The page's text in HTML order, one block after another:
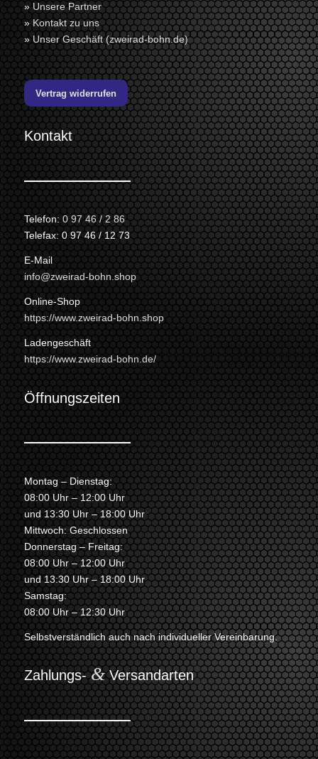
»Unsere Partner
»Kontakt zu uns
»Unser Geschäft (zweirad-bohn.de)
Vertrag widerrufen
Kontakt
Telefon:0 97 46 / 2 86
Telefax: 0 97 46 / 12 73
E-Mail
info@zweirad-bohn.shop
Online-Shop
https://www.zweirad-bohn.shop
Ladengeschäft
https://www.zweirad-bohn.de/
Öffnungszeiten
Montag – Dienstag:
08:00 Uhr – 12:00 Uhr
und 13:30 Uhr – 18:00 Uhr
Mittwoch: Geschlossen
Donnerstag – Freitag:
08:00 Uhr – 12:00 Uhr
und 13:30 Uhr – 18:00 Uhr
Samstag:
08:00 Uhr – 12:30 Uhr
Selbstverständlich auch nach individueller Vereinbarung.
Zahlungs-&Versandarten